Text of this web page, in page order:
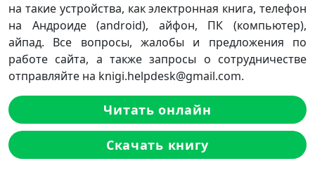
на такие устройства, как электронная книга, телефон
на Андроиде (android), айфон, ПК (компьютер),
айпад. Все вопросы, жалобы и предложения по
работе сайта, а также запросы о сотрудничестве
отправляйте на knigi.helpdesk@gmail.com.
Читать онлайн
Скачать книгу